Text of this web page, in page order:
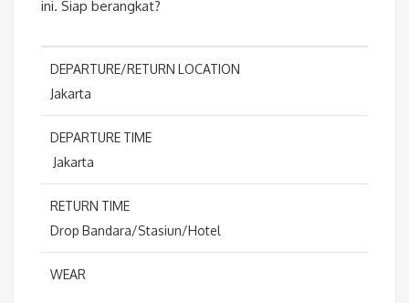
ini. Siap berangkat?
DEPARTURE/RETURN LOCATION
Jakarta
DEPARTURE TIME
Jakarta
RETURN TIME
Drop Bandara/Stasiun/Hotel
WEAR